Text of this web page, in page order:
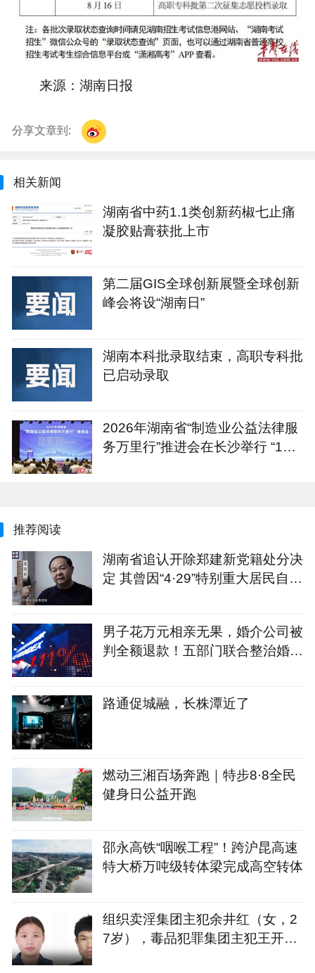
来源：湖南日报
分享文章到:
相关新闻
湖南省中药1.1类创新药椒七止痛
凝胶贴膏获批上市
第二届GIS全球创新展暨全球创新
峰会将设“湖南日”
湖南本科批录取结束，高职专科批
已启动录取
2026年湖南省“制造业公益法律服
务万里行”推进会在长沙举行 “1+4
推荐阅读
湖南省追认开除郑建新党籍处分决
定 其曾因“4·29”特别重大居民自建
男子花万元相亲无果，婚介公司被
判全额退款！五部门联合整治婚介
路通促城融，长株潭近了
燃动三湘百场奔跑｜特步8·8全民
健身日公益开跑
邵永高铁“咽喉工程”！跨沪昆高速
特大桥万吨级转体梁完成高空转体
组织卖淫集团主犯余井红（女，2
7岁），毒品犯罪集团主犯王开坚